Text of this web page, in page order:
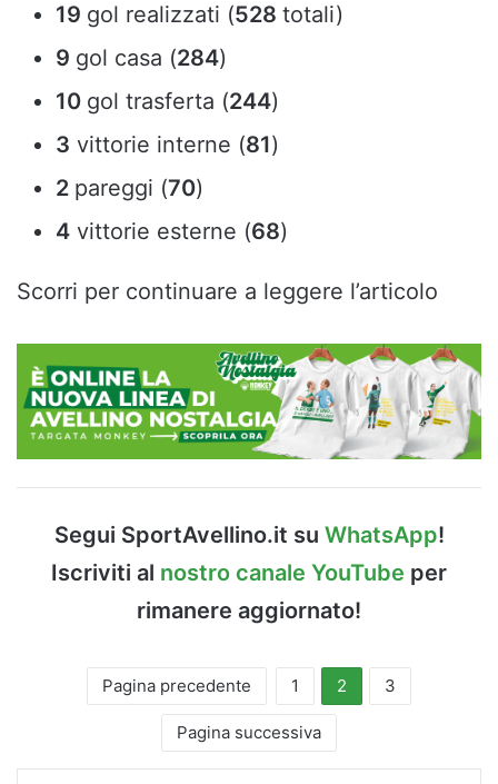
19 gol realizzati (528 totali)
9 gol casa (284)
10 gol trasferta (244)
3 vittorie interne (81)
2 pareggi (70)
4 vittorie esterne (68)
Scorri per continuare a leggere l’articolo
Segui SportAvellino.it su WhatsApp!
Iscriviti al nostro canale YouTube per
rimanere aggiornato!
Pagina precedente 1 2 3
Pagina successiva